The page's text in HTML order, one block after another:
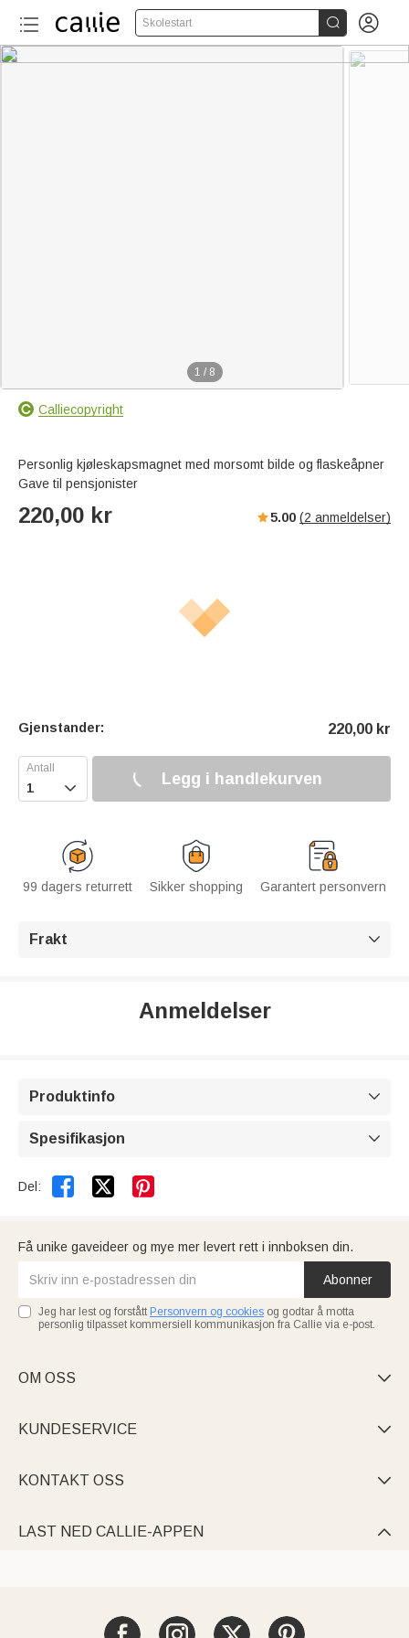
Skolestart  
1 / 8
Calliecopyright
Personlig kjøleskapsmagnet med morsomt bilde og flaskeåpner
Gave til pensjonister
220,00 kr 5.00 (2 anmeldelser)
Gjenstander: 220,00 kr
 Legg i handlekurven
99 dagers returrett Sikker shopping Garantert personvern
Frakt 
Anmeldelser
Produktinfo 
Spesifikasjon 
Del:  
Få unike gaveideer og mye mer levert rett i innboksen din.
Abonner
Jeg har lest og forstått Personvern og cookies og godtar å motta
personlig tilpasset kommersiell kommunikasjon fra Callie via e-post.
OM OSS 
KUNDESERVICE 
KONTAKT OSS 
LAST NED CALLIE-APPEN 